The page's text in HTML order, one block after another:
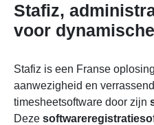
Stafiz,
voor
Stafiz is een Franse
aanwezigheid en
timesheetsoftware door zijn
Deze